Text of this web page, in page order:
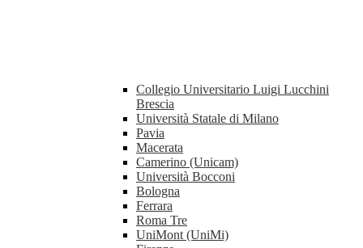
Collegio Universitario Luigi Lucchini
Brescia
Università Statale di Milano
Pavia
Macerata
Camerino (Unicam)
Università Bocconi
Bologna
Ferrara
Roma Tre
UniMont (UniMi)